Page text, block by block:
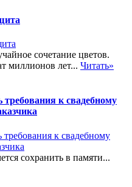
сочетание цветов.
миллионов лет... Читать»
к свадебному
сохранить в памяти...